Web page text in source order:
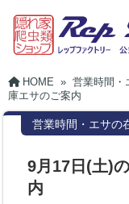
HOME » 営業時間・
庫エサのご案内
営業時間・エサの
9月17日(土)
内